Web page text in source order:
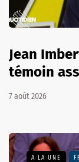
Jean
témoin
7 août 2026
A LA UNE